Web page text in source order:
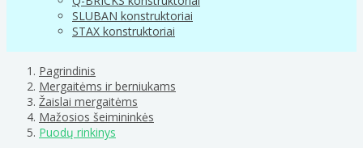
SLUBAN konstruktoriai
STAX konstruktoriai
Pagrindinis
Mergaitėms ir berniukams
Žaislai mergaitėms
Mažosios šeimininkės
Puodų rinkinys